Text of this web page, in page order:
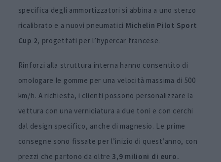
specifica degli ammortizzatori si abbina a uno sterzo
ricalibrato e a nuovi pneumatici Michelin Pilot Sport
Cup 2, progettati per l’hypercar francese.
Rinforzi alla struttura interna hanno consentito di
omologare le gomme per una velocità massima di 500
km/h. A richiesta, i clienti possono personalizzare la
vettura con una verniciatura a due toni e con cerchi
dal design specifico, anche di magnesio. Le prime
consegne sono fissate per l’inizio di quest’anno, con
prezzi che partono da oltre 3,9 milioni di euro.